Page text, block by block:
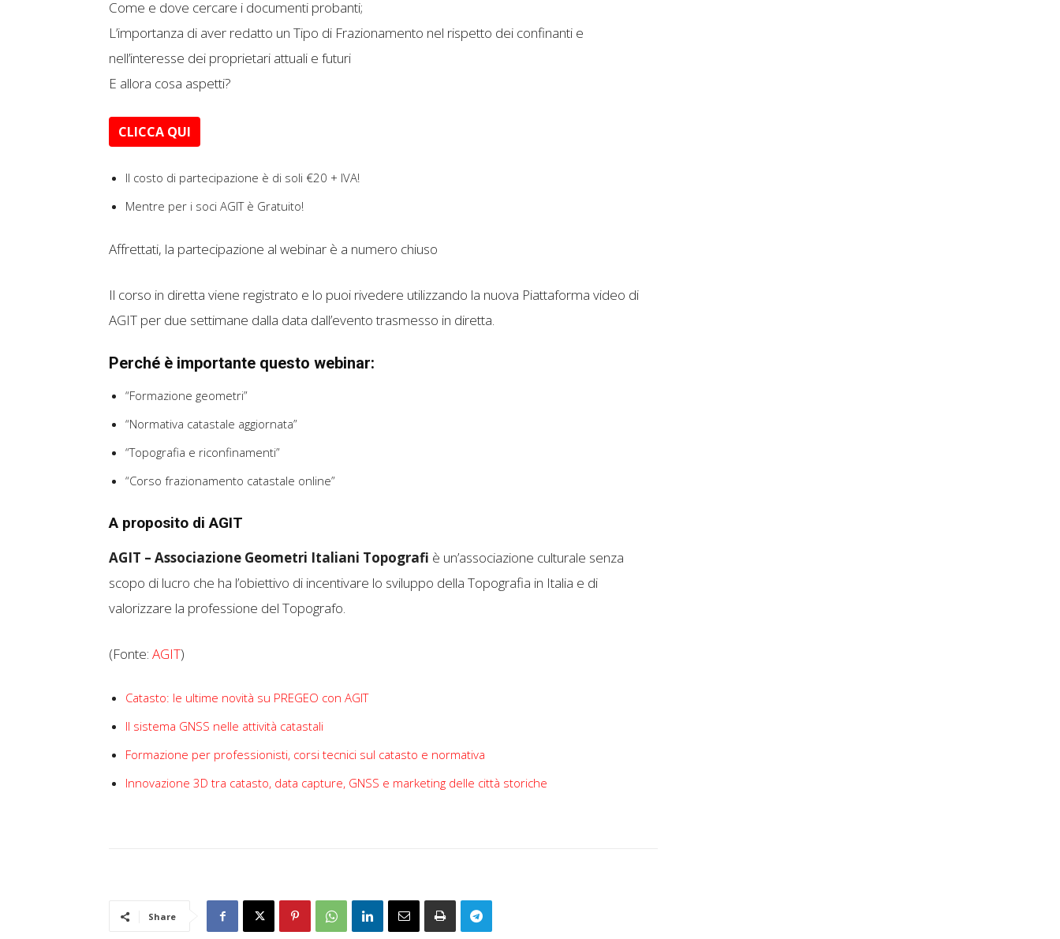
Come e dove cercare i documenti probanti;
L’importanza di aver redatto un Tipo di Frazionamento nel rispetto dei confinanti e
nell’interesse dei proprietari attuali e futuri
E allora cosa aspetti?
CLICCA QUI
Il costo di partecipazione è di soli €20 + IVA!
Mentre per i soci AGIT è Gratuito!
Affrettati, la partecipazione al webinar è a numero chiuso
Il corso in diretta viene registrato e lo puoi rivedere utilizzando la nuova Piattaforma video di
AGIT per due settimane dalla data dall’evento trasmesso in diretta.
Perché è importante questo webinar:
“Formazione geometri”
“Normativa catastale aggiornata”
“Topografia e riconfinamenti”
“Corso frazionamento catastale online”
A proposito di AGIT
AGIT – Associazione Geometri Italiani Topografi è un’associazione culturale senza
scopo di lucro che ha l’obiettivo di incentivare lo sviluppo della Topografia in Italia e di
valorizzare la professione del Topografo.
(Fonte: AGIT)
Catasto: le ultime novità su PREGEO con AGIT
Il sistema GNSS nelle attività catastali
Formazione per professionisti, corsi tecnici sul catasto e normativa
Innovazione 3D tra catasto, data capture, GNSS e marketing delle città storiche
Share